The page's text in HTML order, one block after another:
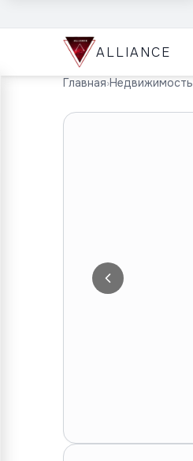
ALLIANCE
Главная›Недвижимость